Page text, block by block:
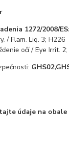
1272/2008/ES:
/Flam. Liq. 3; H226
očí / Eye Irrit.
údaje na